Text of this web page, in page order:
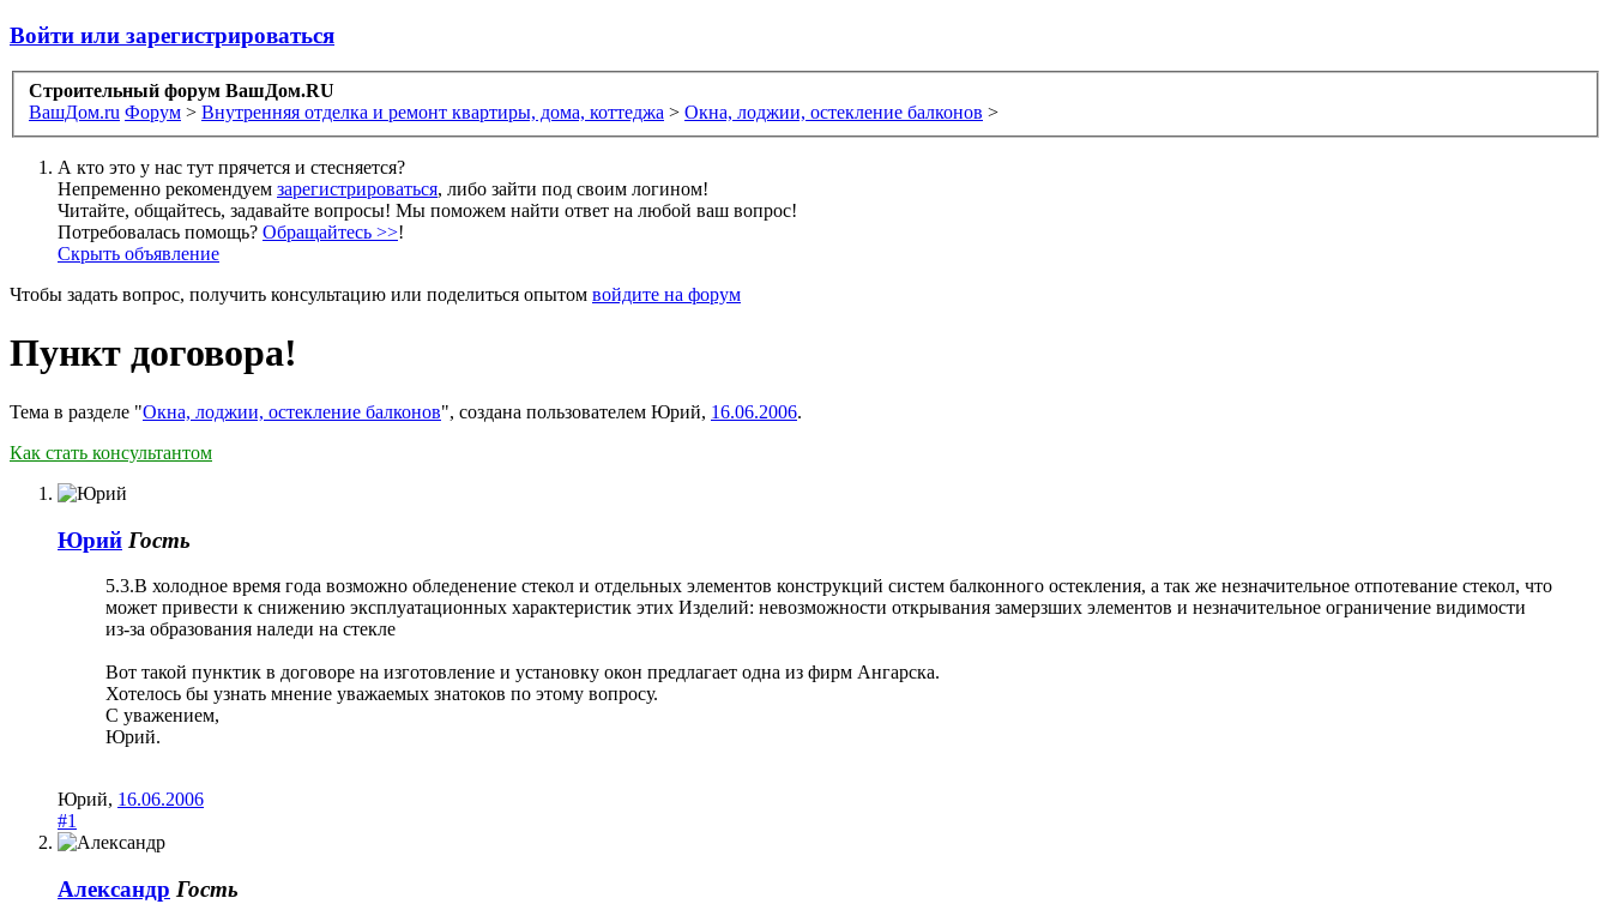
Войти или зарегистрироваться
Строительный форум ВашДом.RU
ВашДом.ru Форум > Внутренняя отделка и ремонт квартиры, дома, коттеджа > Окна, лоджии, остекление балконов >
А кто это у нас тут прячется и стесняется?
Непременно рекомендуем зарегистрироваться, либо зайти под своим логином!
Читайте, общайтесь, задавайте вопросы! Мы поможем найти ответ на любой ваш вопрос!
Потребовалась помощь? Обращайтесь >>!
Скрыть объявление
Чтобы задать вопрос, получить консультацию или поделиться опытом войдите на форум
Пункт договора!
Тема в разделе "Окна, лоджии, остекление балконов", создана пользователем Юрий, 16.06.2006.
Как стать консультантом
Юрий Гость
5.3.В холодное время года возможно обледенение стекол и отдельных элементов конструкций систем балконного остекления, а так же незначительное отпотевание стекол, что
может привести к снижению эксплуатационных характеристик этих Изделий: невозможности открывания замерзших элементов и незначительное ограничение видимости
из-за образования наледи на стекле
Вот такой пунктик в договоре на изготовление и установку окон предлагает одна из фирм Ангарска.
Хотелось бы узнать мнение уважаемых знатоков по этому вопросу.
С уважением,
Юрий.
Юрий, 16.06.2006
#1
Александр Гость